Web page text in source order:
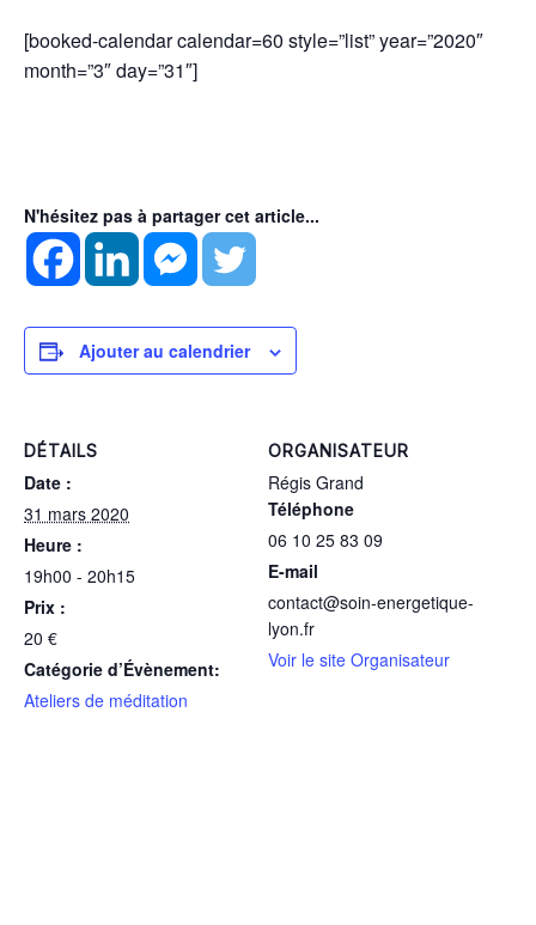
[booked-calendar calendar=60 style=”list” year=”2020″
month=”3″ day=”31″]
N'hésitez pas à partager cet article...
Ajouter au calendrier
DÉTAILS
Date :
31 mars 2020
Heure :
19h00 - 20h15
Prix :
20 €
Catégorie d’Évènement:
Ateliers de méditation
ORGANISATEUR
Régis Grand
Téléphone
06 10 25 83 09
E-mail
contact@soin-energetique-
lyon.fr
Voir le site Organisateur